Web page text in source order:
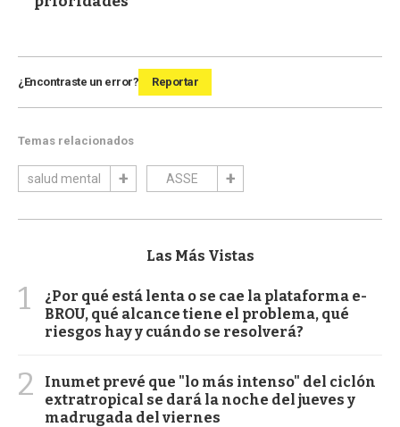
¿Encontraste un error? Reportar
Temas relacionados
salud mental ASSE
Las Más Vistas
1
¿Por qué está lenta o se cae la plataforma e-
BROU, qué alcance tiene el problema, qué
riesgos hay y cuándo se resolverá?
2
Inumet prevé que "lo más intenso" del ciclón
extratropical se dará la noche del jueves y
madrugada del viernes